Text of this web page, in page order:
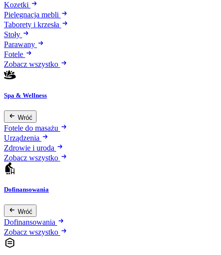
Kozetki
Pielęgnacja mebli
Taborety i krzesła
Stoły
Parawany
Fotele
Zobacz wszystko
Spa & Wellness
Wróć
Fotele do masażu
Urządzenia
Zdrowie i uroda
Zobacz wszystko
Dofinansowania
Wróć
Dofinansowania
Zobacz wszystko